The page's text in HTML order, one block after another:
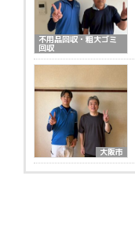
不用品回収・粗大ゴミ
回収
大阪市